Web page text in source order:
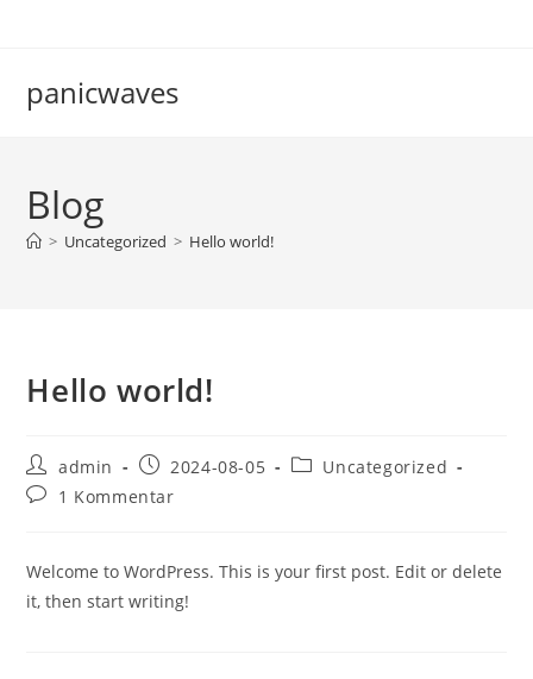
panicwaves
Blog
> Uncategorized > Hello world!
Hello world!
Beitrags-
Autor:
admin
Beitrag
veröffentlicht:
2024-08-05
Beitrags-
Uncategorized
Beitrags-
1 Kommentar
Welcome to WordPress. This is your first post. Edit or delete
it, then start writing!